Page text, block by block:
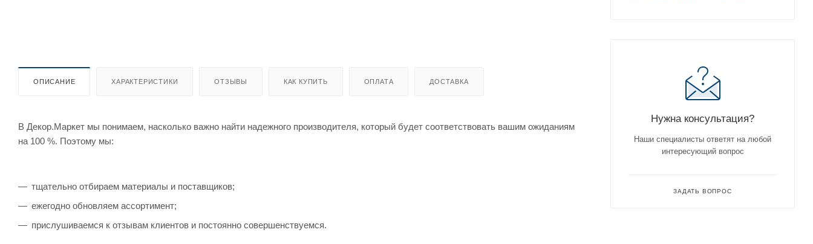
ОПИСАНИЕ ХАРАКТЕРИСТИКИ ОТЗЫВЫ КАК КУПИТЬ ОПЛАТА ДОСТАВКА
В Декор.Маркет мы понимаем, насколько важно найти надежного производителя, который будет соответствовать вашим ожиданиям
на 100 %. Поэтому мы:
тщательно отбираем материалы и поставщиков;
ежегодно обновляем ассортимент;
прислушиваемся к отзывам клиентов и постоянно совершенствуемся.
Нужна консультация?
Наши специалисты ответят на любой
интересующий вопрос
ЗАДАТЬ ВОПРОС